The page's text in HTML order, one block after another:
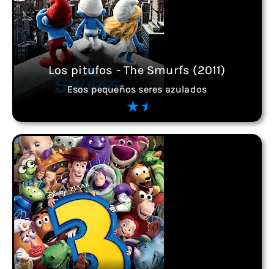
Los pitufos - The Smurfs (2011)
Esos pequeños seres azulados